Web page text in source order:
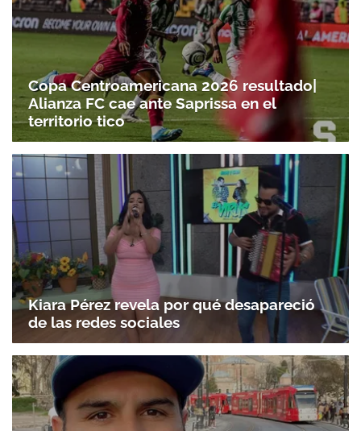
Copa Centroamericana 2026 resultado|
Alianza FC cae ante Saprissa en el
territorio tico
Kiara Pérez revela por qué desapareció
de las redes sociales